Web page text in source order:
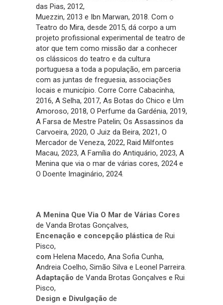
das Pias, 2012,
Muezzin, 2013 e Ibn Marwan, 2018. Com o
Teatro do Mira, desde 2015, dá corpo a um
projeto profissional experimental de teatro de
ator que tem como missão dar a conhecer
os clássicos do teatro e da cultura
portuguesa a toda a população, em parceria
com as juntas de freguesia, associações
locais e município. Corre Corre Cabacinha,
2016, A Selha, 2017, As Botas do Chico e Um
Amoroso, 2018, O Perfume da Gardénia, 2019,
A Farsa de Mestre Patelin; Os Assassinos da
Carvoeira, 2020, O Juiz da Beira, 2021, O
Mercador de Veneza, 2022, Raid Milfontes
Macau, 2023, A Família do Antiquário, 2023, A
Menina que via o mar de várias cores, 2024 e
O Doente Imaginário, 2024.
A Menina Que Via O Mar de Várias Cores
de Vanda Brotas Gonçalves,
Encenação e concepção plástica de Rui
Pisco,
com Helena Macedo, Ana Sofia Cunha,
Andreia Coelho, Simão Silva e Leonel Parreira.
Adaptação de Vanda Brotas Gonçalves e Rui
Pisco,
Design e Divulgação de